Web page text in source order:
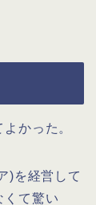
かった。
)を経営して
くて驚い